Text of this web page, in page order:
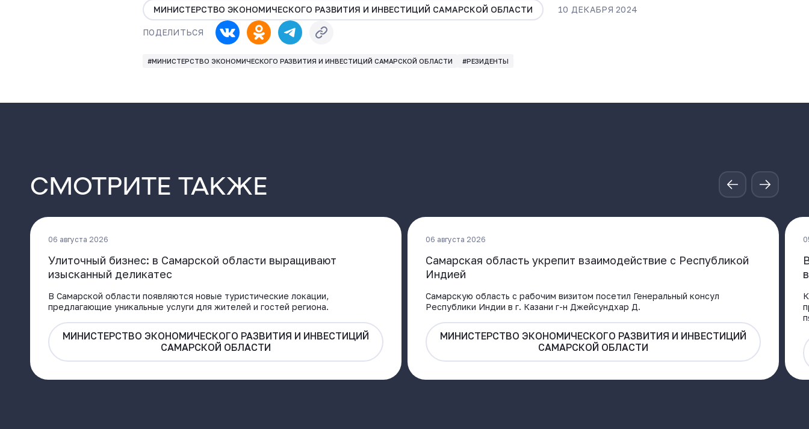
МИНИСТЕРСТВО ЭКОНОМИЧЕСКОГО РАЗВИТИЯ И ИНВЕСТИЦИЙ САМАРСКОЙ ОБЛАСТИ 10 ДЕКАБРЯ 2024
ПОДЕЛИТЬСЯ
#МИНИСТЕРСТВО ЭКОНОМИЧЕСКОГО РАЗВИТИЯ И ИНВЕСТИЦИЙ САМАРСКОЙ ОБЛАСТИ #РЕЗИДЕНТЫ
СМОТРИТЕ ТАКЖЕ
06 августа 2026
Улиточный бизнес: в Самарской области выращивают
изысканный деликатес
В Самарской области появляются новые туристические локации,
предлагающие уникальные услуги для жителей и гостей региона.
МИНИСТЕРСТВО ЭКОНОМИЧЕСКОГО РАЗВИТИЯ И ИНВЕСТИЦИЙ
САМАРСКОЙ ОБЛАСТИ
06 августа 2026
Самарская область укрепит взаимодействие с Республикой
Индией
Самарскую область с рабочим визитом посетил Генеральный консул
Республики Индии в г. Казани г-н Джейсундхар Д.
МИНИСТЕРСТВО ЭКОНОМИЧЕСКОГО РАЗВИТИЯ И ИНВЕСТИЦИЙ
САМАРСКОЙ ОБЛАСТИ